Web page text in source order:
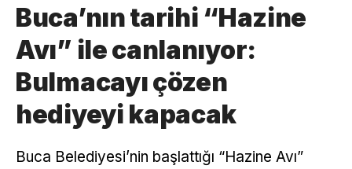
Buca’nın tarihi “Hazine
Avı” ile canlanıyor:
Bulmacayı çözen
hediyeyi kapacak
Buca Belediyesi’nin başlattığı “Hazine Avı”